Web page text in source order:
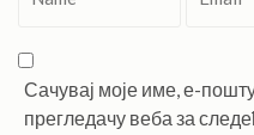
Сачувај моје име, е-
прегледачу веба за